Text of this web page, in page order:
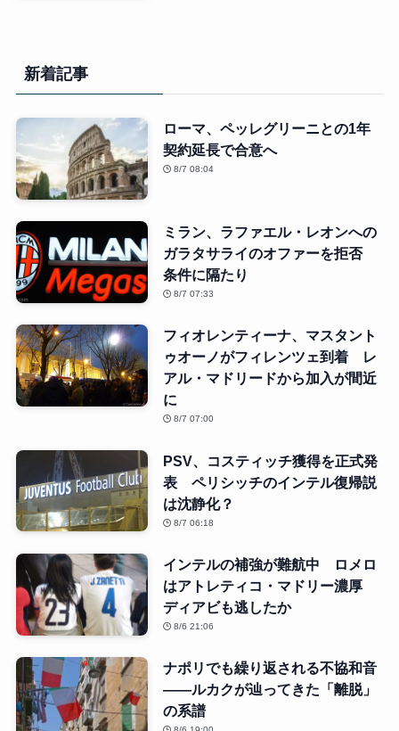
新着記事
ローマ、ペッレグリーニとの1年
契約延長で合意へ
8/7 08:04
ミラン、ラファエル・レオンへの
ガラタサライのオファーを拒否
条件に隔たり
8/7 07:33
フィオレンティーナ、マスタント
ゥオーノがフィレンツェ到着 レ
アル・マドリードから加入が間近
に
8/7 07:00
PSV、コスティッチ獲得を正式発
表 ペリシッチのインテル復帰説
は沈静化？
8/7 06:18
インテルの補強が難航中 ロメロ
はアトレティコ・マドリー濃厚
ディアビも逃したか
8/6 21:06
ナポリでも繰り返される不協和音
――ルカクが辿ってきた「離脱」
の系譜